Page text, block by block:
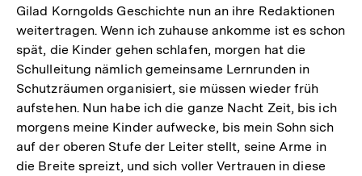
Gilad Korngolds Geschichte nun an ihre Redaktionen
weitertragen. Wenn ich zuhause ankomme ist es schon
spät, die Kinder gehen schlafen, morgen hat die
Schulleitung nämlich gemeinsame Lernrunden in
Schutzräumen organisiert, sie müssen wieder früh
aufstehen. Nun habe ich die ganze Nacht Zeit, bis ich
morgens meine Kinder aufwecke, bis mein Sohn sich
auf der oberen Stufe der Leiter stellt, seine Arme in
die Breite spreizt, und sich voller Vertrauen in diese